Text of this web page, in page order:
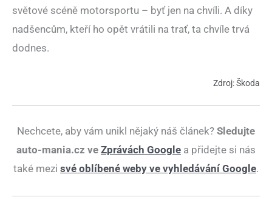
světové scéně motorsportu – byť jen na chvíli. A díky
nadšencům, kteří ho opět vrátili na trať, ta chvíle trvá
dodnes.
Zdroj: Škoda
Nechcete, aby vám unikl nějaký náš článek? Sledujte
auto-mania.cz ve Zprávách Google a přidejte si nás
také mezi své oblíbené weby ve vyhledávání Google.